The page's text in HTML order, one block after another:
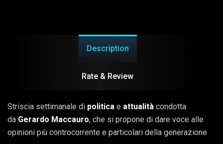
Description
Rate & Review
Striscia settimanale di politica e attualità condotta
da Gerardo Maccauro, che si propone di dare voce alle
opinioni più controcorrente e particolari della generazione